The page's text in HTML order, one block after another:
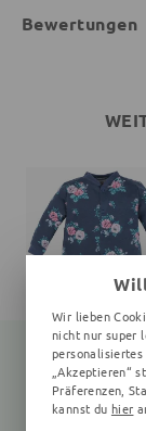
Bewertungen
Strampler
Wir lieben
nicht nur super
„Akzeptieren“
Präferenzen,
kannst du hier